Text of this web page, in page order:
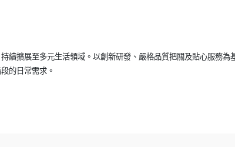
續擴展至多元生活領域。以創新研發、嚴格品質把關及貼心服務為
的日常需求。